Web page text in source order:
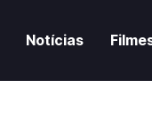
Notícias